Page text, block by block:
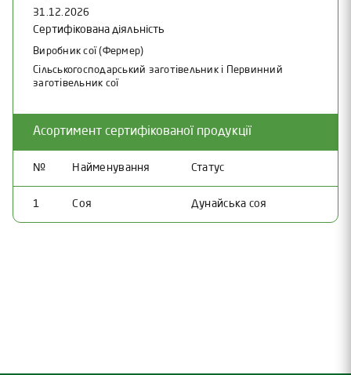
31.12.2026
Сертифікована діяльність
Виробник сої (Фермер)
Сільськогосподарський заготівельник і Первинний
заготівельник сої
Асортимент сертифікованої продукції
№ Найменування Статус
1 Соя Дунайська соя